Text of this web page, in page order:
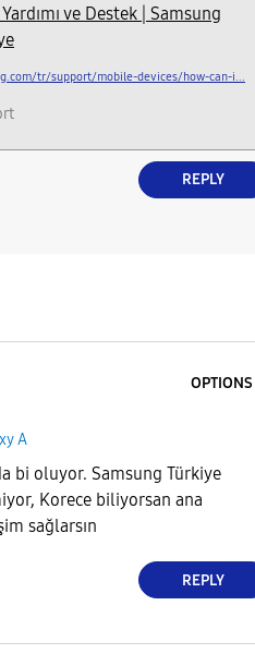
ve Destek | Samsung
tr/support/mobile-devices/how-can-i...
REPLY
OPTIONS
A
bi oluyor. Samsung Türkiye
Korece biliyorsan ana
sağlarsın
REPLY